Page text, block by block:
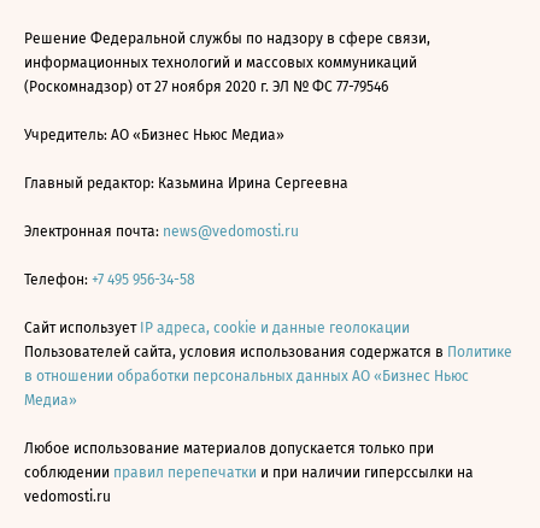
Решение Федеральной службы по надзору в сфере связи,
информационных технологий и массовых коммуникаций
(Роскомнадзор) от 27 ноября 2020 г. ЭЛ № ФС 77-79546
Учредитель: АО «Бизнес Ньюс Медиа»
Главный редактор: Казьмина Ирина Сергеевна
Электронная почта: news@vedomosti.ru
Телефон: +7 495 956-34-58
Сайт использует IP адреса, cookie и данные геолокации
Пользователей сайта, условия использования содержатся в Политике
в отношении обработки персональных данных АО «Бизнес Ньюс
Медиа»
Любое использование материалов допускается только при
соблюдении правил перепечатки и при наличии гиперссылки на
vedomosti.ru